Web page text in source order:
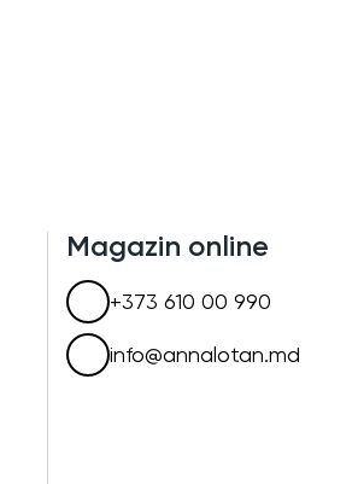
Magazin online
+373 610 00 990
info@annalotan.md